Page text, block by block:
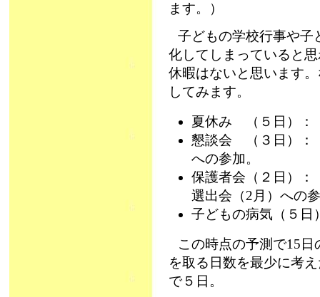
ます。）
子どもの学校行事や子
化してしまっていると
休暇はないと思います
してみます。
夏休み （５日）：
懇談会 （３日）：
への参加。
保護者会（２日）
選出会（2月）への
子どもの病気（５
この時点の予測で15
を取る日数を最少に考
で５日。